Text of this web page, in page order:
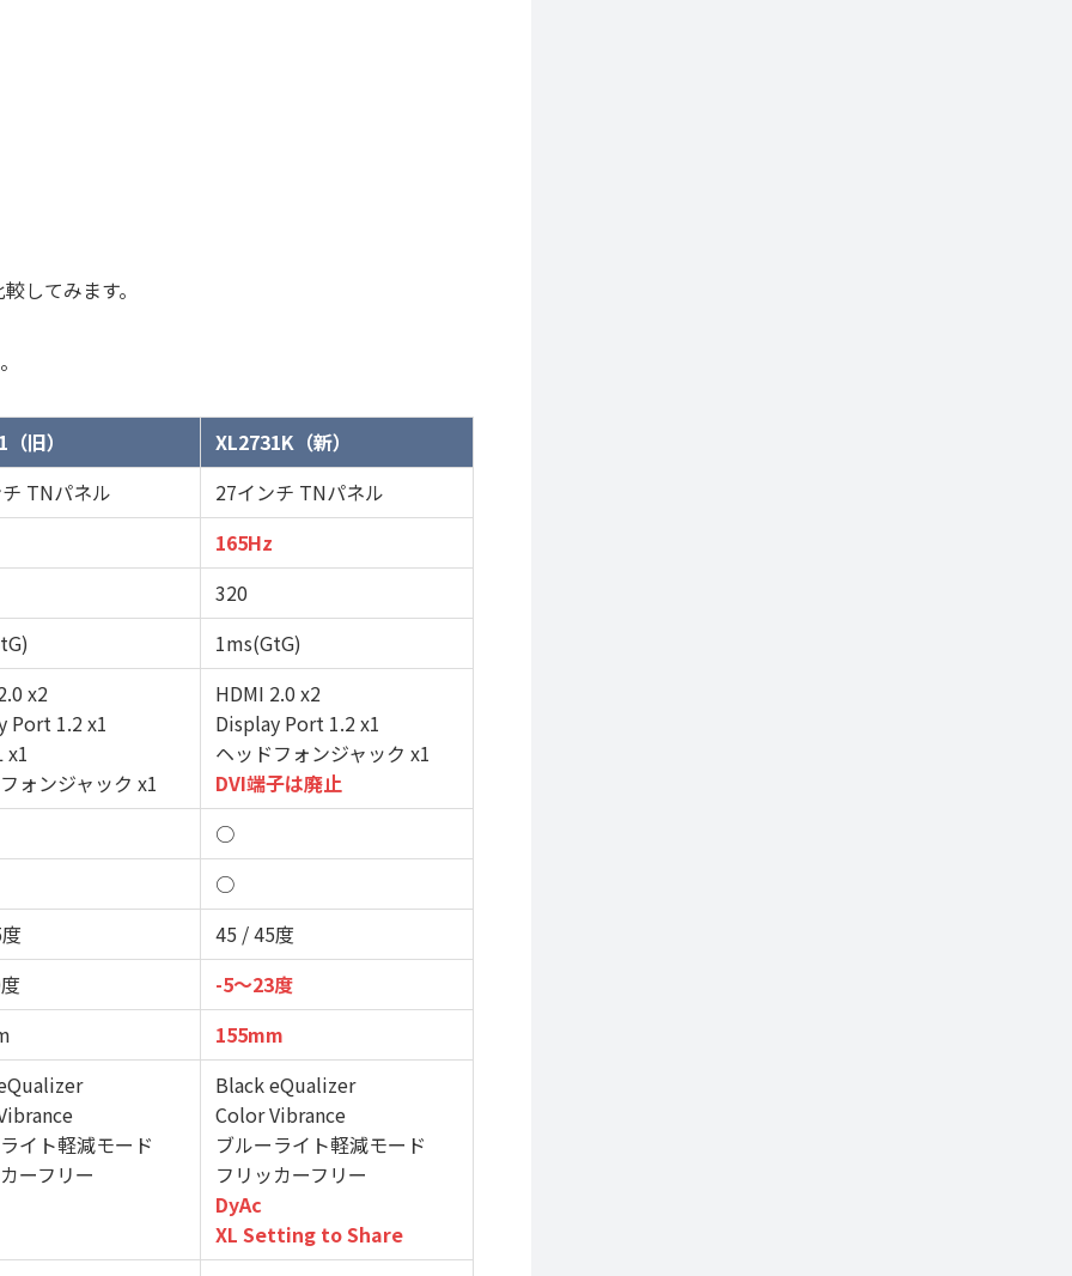
してみます。
旧）
XL2731K（新）
TNパネル
27インチ TNパネル
165Hz
320
1ms(GtG)
x2
Port 1.2 x1
x1
ォンジャック x1
HDMI 2.0 x2
Display Port 1.2 x1
ヘッドフォンジャック x1
DVI端子は廃止
○
○
45 / 45度
-5～23度
155mm
イト軽減モード
ーフリー
Black eQualizer
Color Vibrance
ブルーライト軽減モード
フリッカーフリー
DyAc
XL Setting to Share